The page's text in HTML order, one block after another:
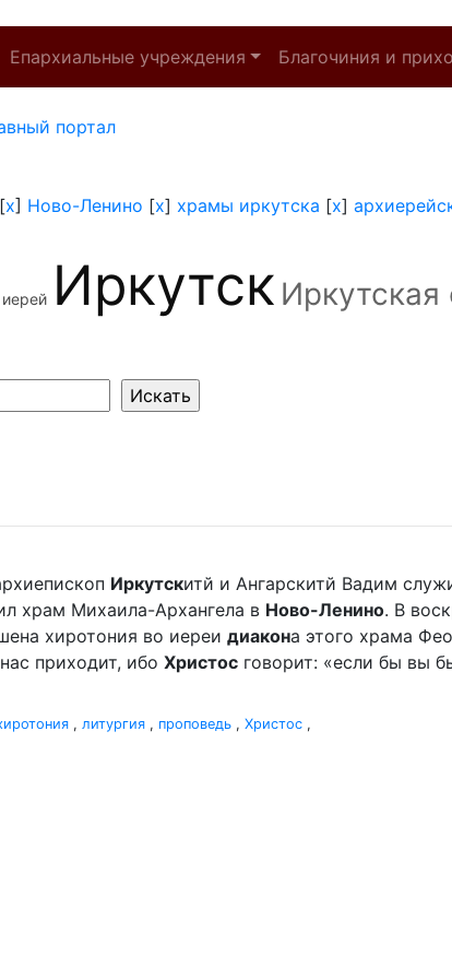
Епархиальные учреждения Благочиния и
портал
[x] Ново-Ленино [x] храмы иркутска [x]
иерей Иркутск Иркутская
Иркутскитй и Ангарскитй Вадим
храм Михаила-Архангела в Ново-Ленино. В
хиротония во иереи диакона этого храма
приходит, ибо Христос говорит: «если бы вы
, литургия , проповедь , Христос ,